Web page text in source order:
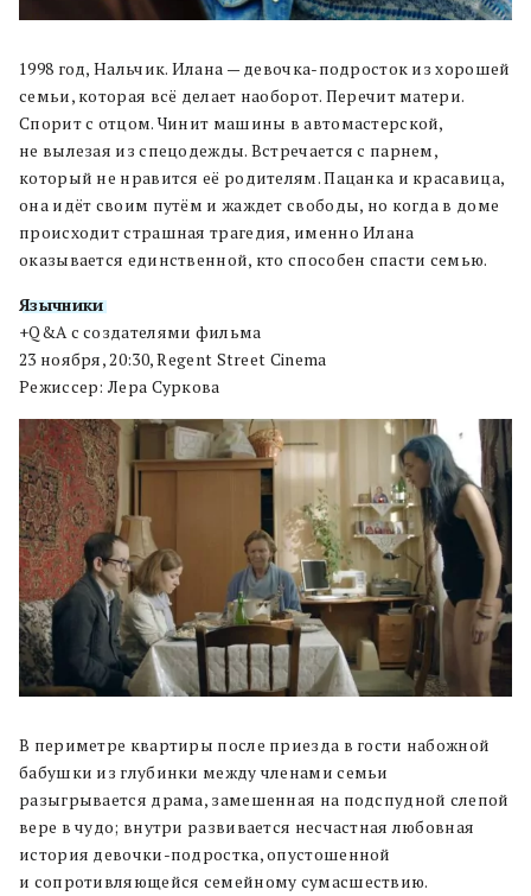
1998 год, Нальчик. Илана — девочка-подросток из хорошей
семьи, которая всё делает наоборот. Перечит матери.
Спорит с отцом. Чинит машины в автомастерской,
не вылезая из спецодежды. Встречается с парнем,
который не нравится её родителям. Пацанка и красавица,
она идёт своим путём и жаждет свободы, но когда в доме
происходит страшная трагедия, именно Илана
оказывается единственной, кто способен спасти семью.
Язычники
+Q&A с создателями фильма
23 ноября, 20:30, Regent Street Cinema
Режиссер: Лера Суркова
В периметре квартиры после приезда в гости набожной
бабушки из глубинки между членами семьи
разыгрывается драма, замешенная на подспудной слепой
вере в чудо; внутри развивается несчастная любовная
история девочки-подростка, опустошенной
и сопротивляющейся семейному сумасшествию.